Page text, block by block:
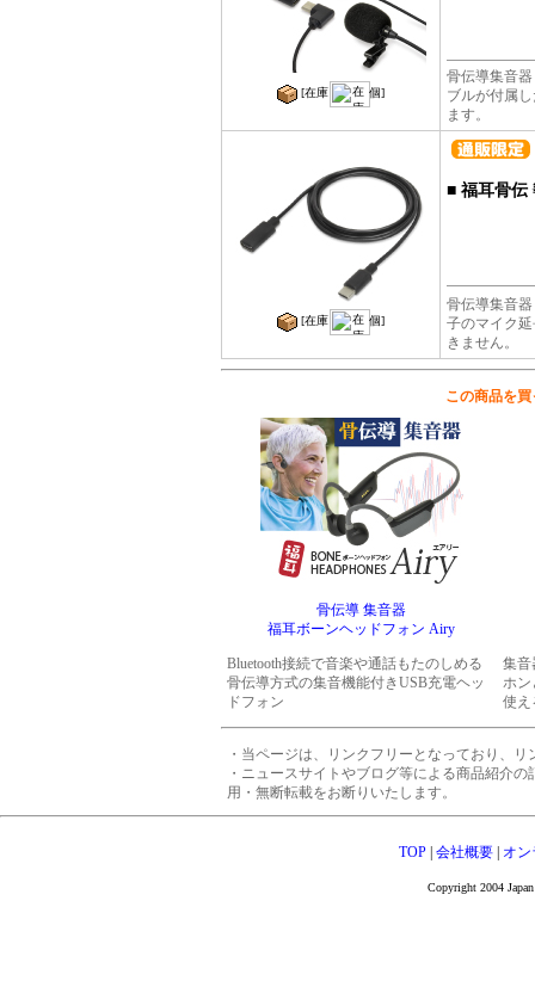
[在庫 個]
骨伝導集音
ブルが付属
ます。
[在庫 個]
■ 福耳骨伝
骨伝導集音
子のマイク
きません。
この商品を
骨伝導 集音器
福耳ボーンヘッドフォン Airy
Bluetooth接続で音楽や通話もたのしめる
骨伝導方式の集音機能付きUSB充電ヘッ
ドフォン
集音
ホン
使え
・当ページは、リンクフリーとなっており、
・ニュースサイトやブログ等による商品紹介
用・無断転載をお断りいたします。
TOP |会社概要 オ
Copyright 2004